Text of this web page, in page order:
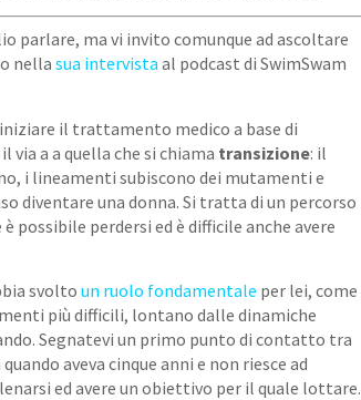
parlare, ma vi invito comunque ad ascoltare
nellasua intervista al podcast di SwimSwam
il trattamento medico a base di
a a quella che si chiama transizione: il
i lineamenti subiscono dei mutamenti e
diventare una donna. Si tratta di un percorso
possibile perdersi ed è difficile anche avere
svolto un ruolo fondamentale per lei, come
più difficili, lontano dalle dinamiche
Segnatevi un primo punto di contatto tra
aveva cinque anni e non riesce ad
ed avere un obiettivo per il quale lottare.